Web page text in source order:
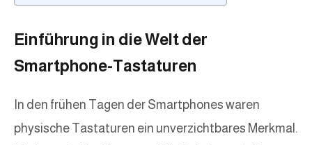
Einführung in die Welt der
Smartphone-Tastaturen
In den frühen Tagen der Smartphones waren
physische Tastaturen ein unverzichtbares Merkmal.